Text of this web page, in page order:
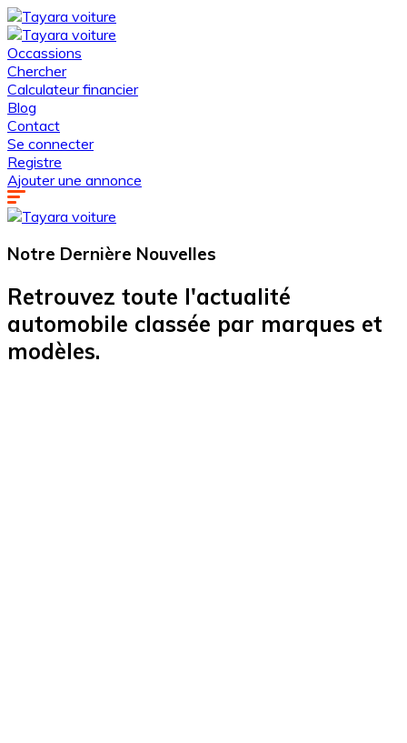
Occassions
Chercher
Calculateur financier
Blog
Contact
Se connecter
Registre
Ajouter une annonce
Notre Dernière Nouvelles
Retrouvez toute l'actualité
automobile classée par marques et
modèles.